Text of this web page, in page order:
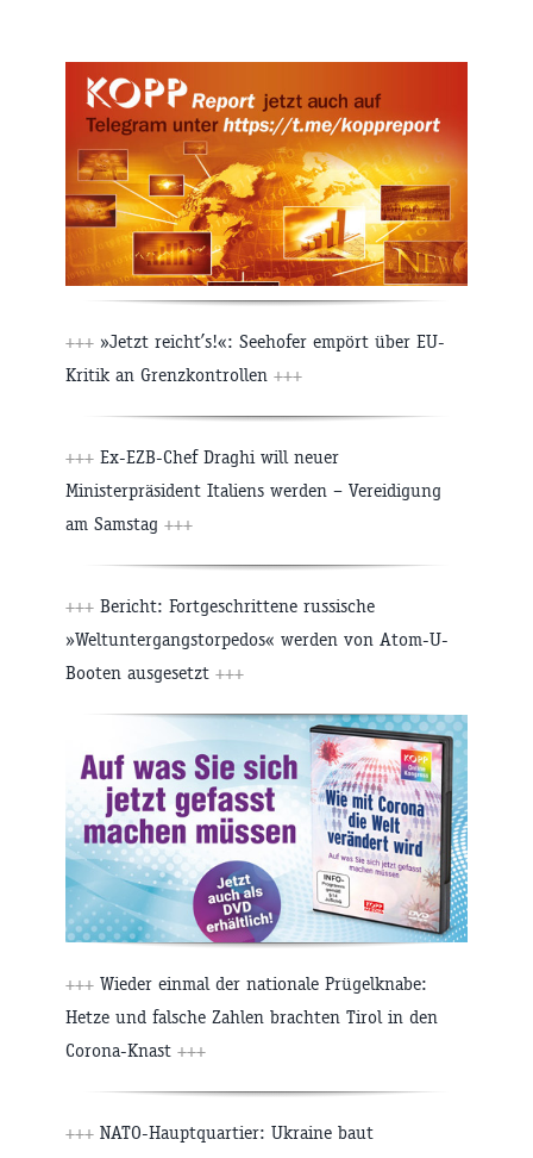
+++ »Jetzt reicht’s!«: Seehofer empört über EU-
Kritik an Grenzkontrollen +++
+++ Ex-EZB-Chef Draghi will neuer
Ministerpräsident Italiens werden – Vereidigung
am Samstag +++
+++ Bericht: Fortgeschrittene russische
»Weltuntergangstorpedos« werden von Atom-U-
Booten ausgesetzt +++
+++ Wieder einmal der nationale Prügelknabe:
Hetze und falsche Zahlen brachten Tirol in den
Corona-Knast +++
+++ NATO-Hauptquartier: Ukraine baut